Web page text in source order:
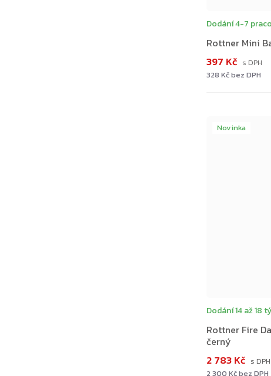
Rottner Mini
Dodání 4-7
328 Kč bez DPH
397 Kč
Novinka
Rottner Fire
černý
Dodání 14 až 18
2 300 Kč bez DPH
2 783 Kč